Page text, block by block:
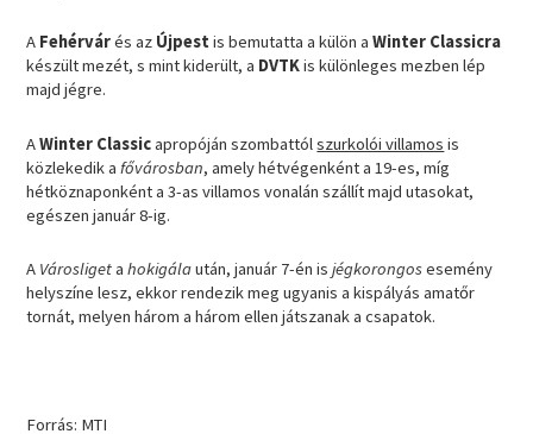
A Fehérvárés az Újpest is bemutatta a külön aWinter Classicra
készült mezét, s mint kiderült, a DVTKis különleges mezben lép
majd jégre.
AWinter Classicapropóján szombattólszurkolói villamos is
közlekedik a fővárosban, amely hétvégenként a 19-es, míg
hétköznaponként a 3-as villamos vonalán szállít majd utasokat,
egészen január 8-ig.
A Városligetahokigálaután, január 7-én isjégkorongosesemény
helyszíne lesz, ekkor rendezik meg ugyanis a kispályás amatőr
tornát, melyen három a három ellen játszanak a csapatok.
Forrás: MTI